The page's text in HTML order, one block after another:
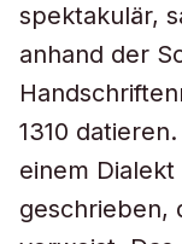
spektakulär,
anhand der
1310
einem
geschrieben,